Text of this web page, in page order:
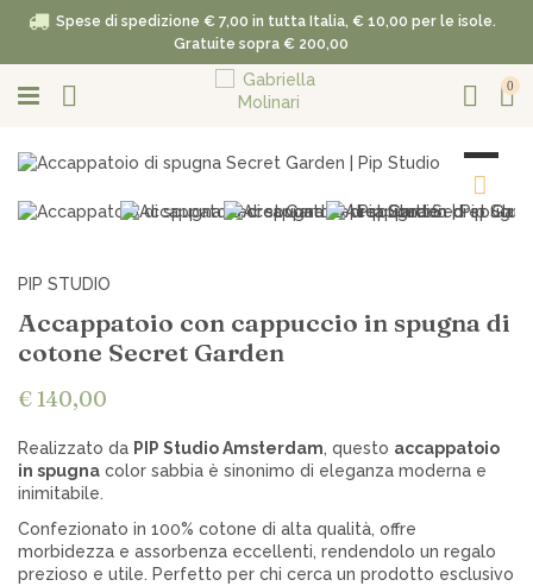
Spese di spedizione € 7,00 in tutta Italia, € 10,00 per le isole.
Gratuite sopra € 200,00
0
PIP STUDIO
Accappatoio con cappuccio in spugna di
cotone Secret Garden
€ 140,00
Realizzato da PIP Studio Amsterdam, questo accappatoio
in spugna color sabbia è sinonimo di eleganza moderna e
inimitabile.
Confezionato in 100% cotone di alta qualità, offre
morbidezza e assorbenza eccellenti, rendendolo un regalo
prezioso e utile. Perfetto per chi cerca un prodotto esclusivo